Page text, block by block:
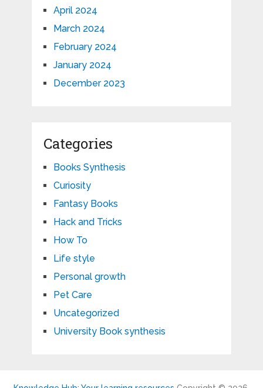
April 2024
March 2024
February 2024
January 2024
December 2023
Categories
Books Synthesis
Curiosity
Fantasy Books
Hack and Tricks
How To
Life style
Personal growth
Pet Care
Uncategorized
University Book synthesis